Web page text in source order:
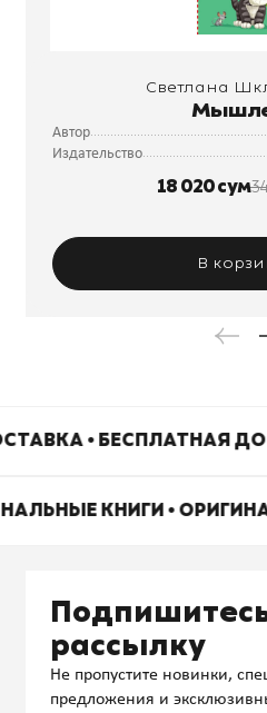
Светлана
Автор
Издательство
18 020 сум
В
• БЕСПЛАТНАЯ
КНИГИ •
рассылку
Не пропустите новинки,
предложения и